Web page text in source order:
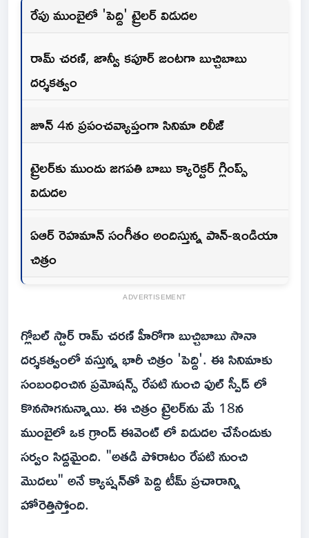
రేపు ముంబైలో 'పెద్ది' ట్రైలర్ విడుదల
రామ్ చరణ్, జాన్వీ కపూర్ జంటగా బుచ్చిబాబు
దర్శకత్వం
జూన్ 4న ప్రపంచవ్యాప్తంగా సినిమా రిలీజ్
ట్రైలర్‌కు ముందు జగపతి బాబు క్యారెక్టర్ గ్లింప్స్
విడుదల
ఏఆర్ రెహమాన్ సంగీతం అందిస్తున్న పాన్-ఇండియా
చిత్రం
ADVERTISEMENT
గ్లోబల్ స్టార్ రామ్ చరణ్ హీరోగా బుచ్చిబాబు సానా
దర్శకత్వంలో వస్తున్న భారీ చిత్రం 'పెద్ది'. ఈ సినిమాకు
సంబంధించిన ప్రమోషన్స్ రేపటి నుంచి ఫుల్ స్పీడ్ లో
కొనసాగనున్నాయి. ఈ చిత్రం ట్రైలర్‌ను మే 18న
ముంబైలో ఒక గ్రాండ్ ఈవెంట్ లో విడుదల చేసేందుకు
సర్వం సిద్దమైంది. "అతడి పోరాటం రేపటి నుంచి
మొదలు" అనే క్యాప్షన్‌తో పెద్ది టీమ్ ప్రచారాన్ని
హోరెత్తిస్తోంది.